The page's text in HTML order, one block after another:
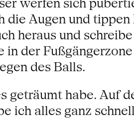
werfen sich
Augen und
heraus und
der
des Balls.
geträumt habe. Auf
ich alles ganz